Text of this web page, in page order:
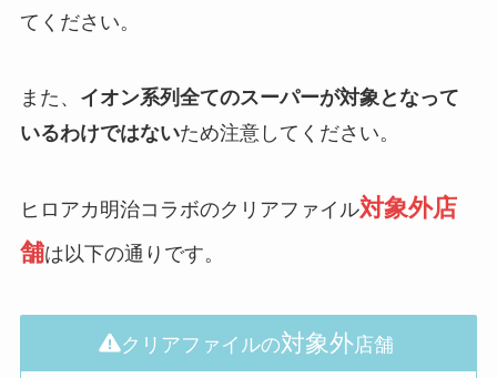
てください。
また、 イオン系列全てのスーパーが対象となって
いるわけではないため注意してください。
ヒロアカ明治コラボのクリアファイル対象外店
舗は以下の通りです。
クリアファイルの対象外店舗